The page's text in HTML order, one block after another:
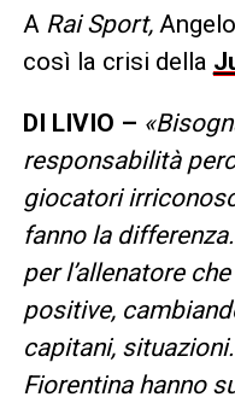
A Rai Sport, Angelo
così la crisi della
DI LIVIO –
responsabilità
giocatori
fanno la
per l’allenatore
positive,
capitani,
Fiorentina hanno